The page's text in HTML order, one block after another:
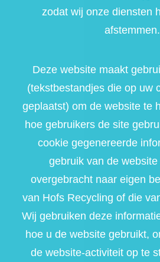
zodat wij onze diensten
afstemmen.
Deze website maakt
(tekstbestandjes die op uw
geplaatst) om de website te
hoe gebruikers de site
cookie gegenereerde
gebruik van de
overgebracht naar eigen
van Hofs Recycling of die
Wij gebruiken deze
hoe u de website gebruikt,
de website-activiteit op te